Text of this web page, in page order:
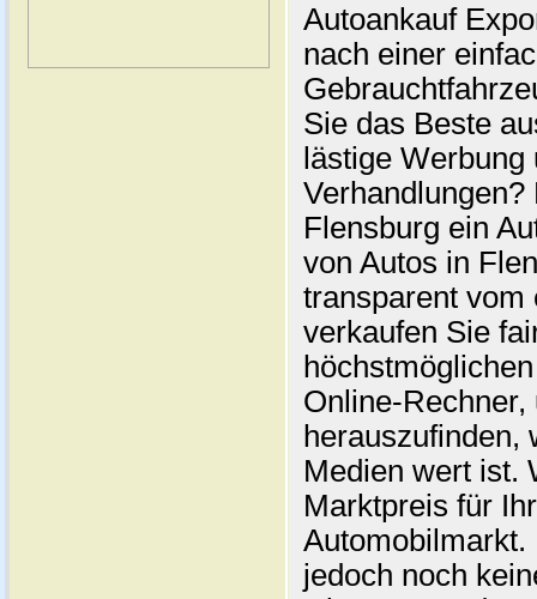
Autoankauf
nach einer
Sie das Beste
lästige Werbung
Flensburg ein
von Autos in
transparent vom
verkaufen Sie
Online-
herauszufinden,
Medien wert ist.
Marktpreis für
jedoch noch